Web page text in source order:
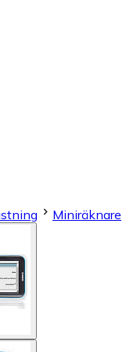
Miniräknare